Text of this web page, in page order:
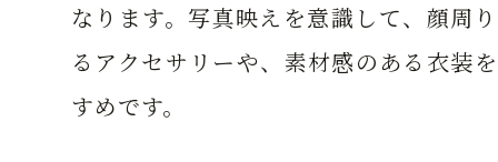
なります。写真映えを意識して、顔周
るアクセサリーや、素材感のある衣装
すめです。